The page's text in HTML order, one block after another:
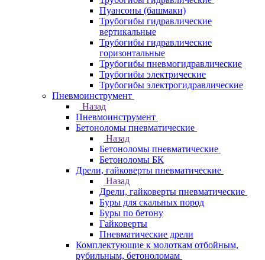
Пуансоны (башмаки)
Трубогибы гидравлические
вертикальные
Трубогибы гидравлические
горизонтальные
Трубогибы пневмогидравлические
Трубогибы электрические
Трубогибы электрогидравлические
Пневмоинструмент
Назад
Пневмоинструмент
Бетоноломы пневматические
Назад
Бетоноломы пневматические
Бетоноломы БК
Дрели, гайковерты пневматические
Назад
Дрели, гайковерты пневматические
Буры для скальных пород
Буры по бетону
Гайковерты
Пневматические дрели
Комплектующие к молоткам отбойным,
рубильным, бетоноломам